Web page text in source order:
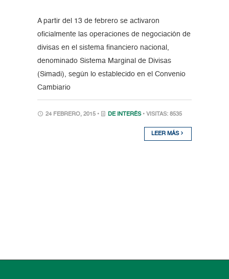
A partir del 13 de febrero se activaron
oficialmente las operaciones de negociación de
divisas en el sistema financiero nacional,
denominado Sistema Marginal de Divisas
(Simadi), según lo establecido en el Convenio
Cambiario
24 FEBRERO, 2015 • DE INTERÉS • VISITAS: 8535
LEER MÁS